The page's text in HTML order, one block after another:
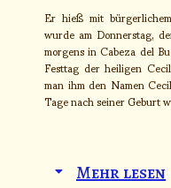
Er hieß mit
wurde am Donnerstag,
morgens in Cabeza del
Festtag der heiligen
man ihm den Namen
Tage nach seiner Geburt
Mehr lesen